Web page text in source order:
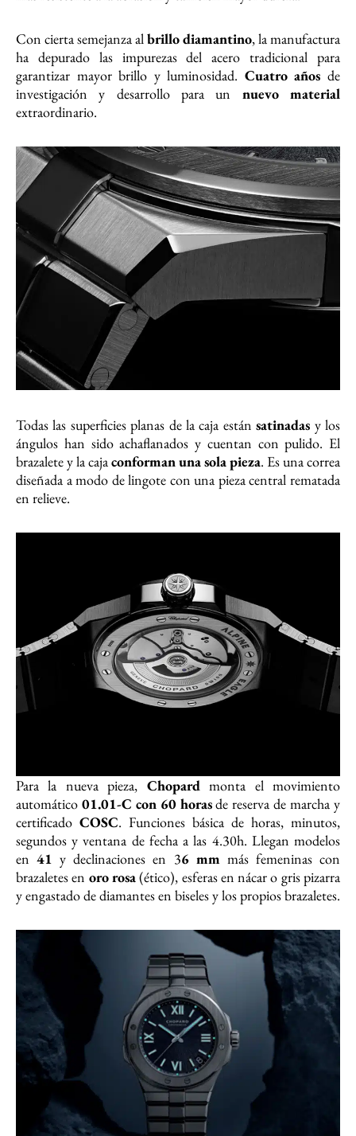
Con cierta semejanza albrillo diamantino, la manufactura
ha depurado las impurezas del acero tradicional para
garantizar mayor brillo y luminosidad. Cuatro años de
investigación y desarrollo para un nuevo material
extraordinario.
Todas las superficies planas de la caja estánsatinadas y los
ángulos han sido achaflanados y cuentan con pulido. El
brazalete y la cajaconforman una sola pieza. Es una correa
diseñada a modo de lingote con una pieza central rematada
en relieve.
Para la nueva pieza, Chopardmonta el movimiento
automático 01.01-C con 60 horasde reserva de marcha y
certificado COSC. Funciones básica de horas, minutos,
segundos y ventana de fecha a las 4.30h. Llegan modelos
en41 y declinaciones en 36 mm más femeninas con
brazaletes en oro rosa(ético), esferas en nácar o gris pizarra
y engastado de diamantes en biseles y los propios brazaletes.